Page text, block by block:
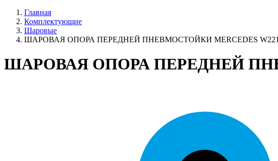
Главная
Комплектующие
Шаровые
ШАРОВАЯ ОПОРА ПЕРЕДНЕЙ ПНЕВМОСТОЙКИ MERCEDES W221,
ШАРОВАЯ ОПОРА ПЕРЕДНЕЙ